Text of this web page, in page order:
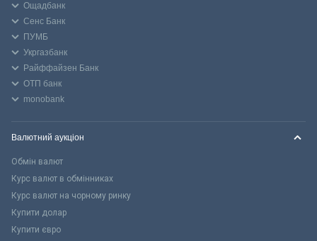
Ощадбанк
Сенс Банк
ПУМБ
Укргазбанк
Райффайзен Банк
ОТП банк
monobank
Валютний аукціон
Обмін валют
Курс валют в обмінниках
Курс валют на чорному ринку
Купити долар
Купити євро